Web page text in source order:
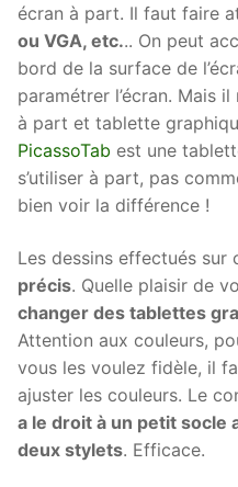
écran à part. Il faut faire
ou VGA, etc... On peut
bord de la surface de
paramétrer l’écran. Mais
à part et tablette
PicassoTab est une
s’utiliser à part, pas
bien voir la différence !
Les dessins effectués sur
précis. Quelle plaisir de
changer des tablettes
Attention aux couleurs,
vous les voulez fidèle, il
ajuster les couleurs. Le
a le droit à un petit socle
deux stylets. Efficace.